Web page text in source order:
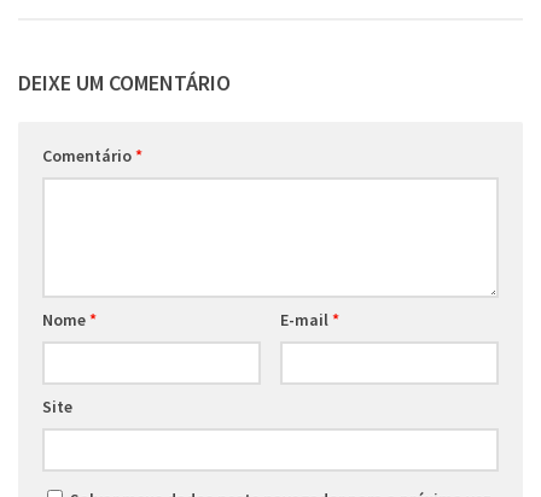
DEIXE UM COMENTÁRIO
Comentário*
Nome* E-mail *
Site